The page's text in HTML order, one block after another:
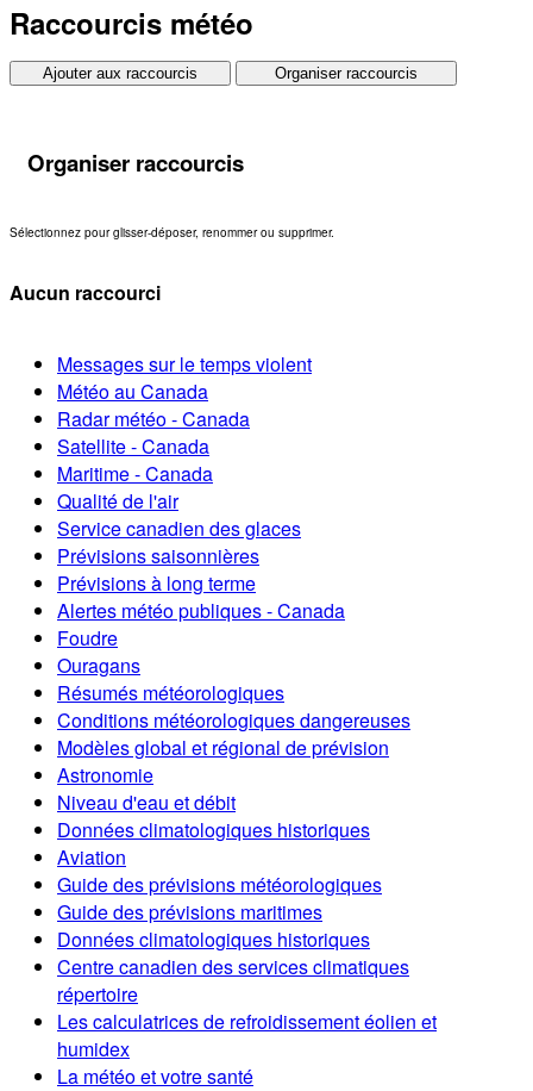
Raccourcis météo
Ajouter aux raccourcis Organiser raccourcis
Organiser raccourcis
Sélectionnez pour glisser-déposer, renommer ou supprimer.
Aucun raccourci
Messages sur le temps violent
Météo au Canada
Radar météo - Canada
Satellite - Canada
Maritime - Canada
Qualité de l'air
Service canadien des glaces
Prévisions saisonnières
Prévisions à long terme
Alertes météo publiques - Canada
Foudre
Ouragans
Résumés météorologiques
Conditions météorologiques dangereuses
Modèles global et régional de prévision
Astronomie
Niveau d'eau et débit
Données climatologiques historiques
Aviation
Guide des prévisions météorologiques
Guide des prévisions maritimes
Données climatologiques historiques
Centre canadien des services climatiques
répertoire
Les calculatrices de refroidissement éolien et
humidex
La météo et votre santé